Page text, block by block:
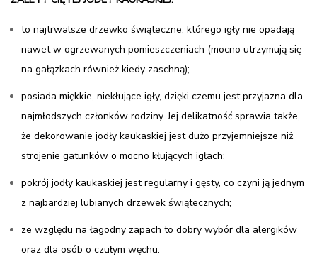
to najtrwalsze drzewko świąteczne, którego igły nie opadają
nawet w ogrzewanych pomieszczeniach (mocno utrzymują się
na gałązkach również kiedy zaschną);
posiada miękkie, niekłujące igły, dzięki czemu jest przyjazna dla
najmłodszych członków rodziny. Jej delikatność sprawia także,
że dekorowanie jodły kaukaskiej jest dużo przyjemniejsze niż
strojenie gatunków o mocno kłujących igłach;
pokrój jodły kaukaskiej jest regularny i gęsty, co czyni ją jednym
z najbardziej lubianych drzewek świątecznych;
ze względu na łagodny zapach to dobry wybór dla alergików
oraz dla osób o czułym węchu.